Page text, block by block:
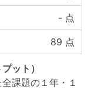
- 点
89 点
プット）
課題の１年・１